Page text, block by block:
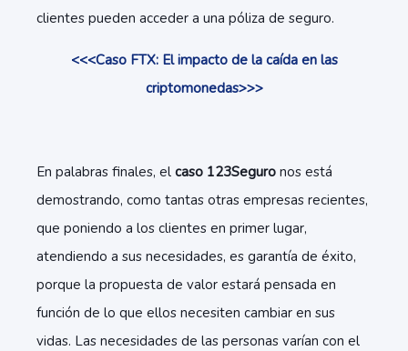
clientes pueden acceder a una póliza de seguro.
<<<Caso FTX: El impacto de la caída en las
criptomonedas>>>
En palabras finales, el caso 123Seguro nos está
demostrando, como tantas otras empresas recientes,
que poniendo a los clientes en primer lugar,
atendiendo a sus necesidades, es garantía de éxito,
porque la propuesta de valor estará pensada en
función de lo que ellos necesiten cambiar en sus
vidas. Las necesidades de las personas varían con el